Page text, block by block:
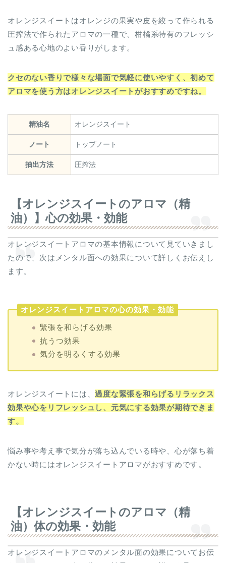
オレンジスイートはオレンジの果実や皮を絞って作られる
圧搾法で作られたアロマの一種で、柑橘系特有のフレッシ
ュ感ある心地のよい香りがします。
クセのない香りで様々な場面で気軽に使いやすく、初めて
アロマを使う方はオレンジスイートがおすすめですね。
精油名 オレンジスイート
ノート トップノート
抽出方法 圧搾法
【オレンジスイートのアロマ（精
油）】心の効果・効能
オレンジスイートアロマの基本情報について見ていきまし
たので、次はメンタル面への効果について詳しくお伝えし
ます。
オレンジスイートアロマの心の効果・効能
緊張を和らげる効果
抗うつ効果
気分を明るくする効果
オレンジスイートには、過度な緊張を和らげるリラックス
効果や心をリフレッシュし、元気にする効果が期待できま
す。
悩み事や考え事で気分が落ち込んでいる時や、心が落ち着
かない時にはオレンジスイートアロマがおすすめです。
【オレンジスイートのアロマ（精
油）体の効果・効能
オレンジスイートアロマのメンタル面の効果についてお伝